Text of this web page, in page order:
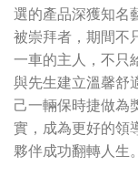
選的產品深獲知名
被崇拜者，期間不
一車的主人，不只
與先生建立溫馨舒
己一輛保時捷做為
實，成為更好的領
夥伴成功翻轉人生。